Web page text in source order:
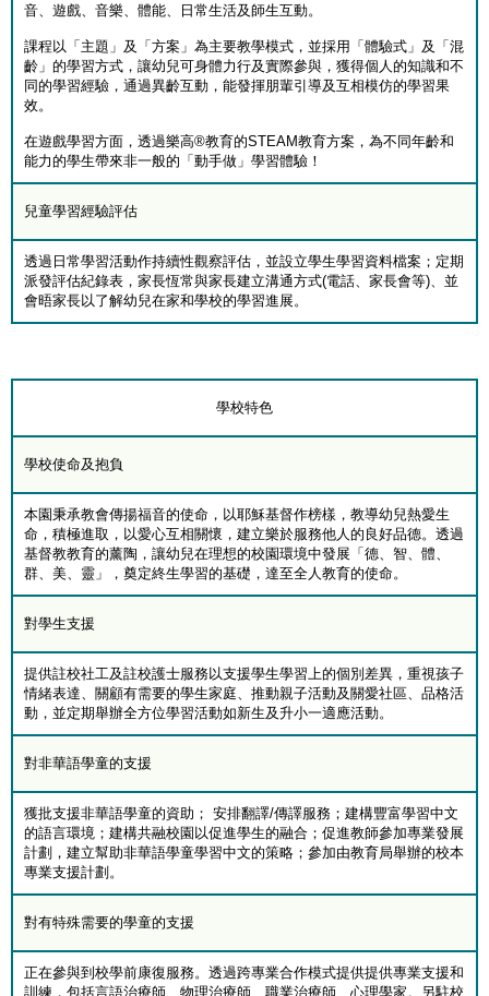
音、遊戲、音樂、體能、日常生活及師生互動。
課程以「主題」及「方案」為主要教學模式，並採用「體驗式」及「混
齡」的學習方式，讓幼兒可身體力行及實際參與，獲得個人的知識和不
同的學習經驗，通過異齡互動，能發揮朋輩引導及互相模仿的學習果
效。
在遊戲學習方面，透過樂高®教育的STEAM教育方案，為不同年齡和
能力的學生帶來非一般的「動手做」學習體驗！
兒童學習經驗評估
透過日常學習活動作持續性觀察評估，並設立學生學習資料檔案；定期
派發評估紀錄表，家長恆常與家長建立溝通方式(電話、家長會等)、並
會晤家長以了解幼兒在家和學校的學習進展。
學校特色
學校使命及抱負
本園秉承教會傳揚福音的使命，以耶穌基督作榜樣，教導幼兒熱愛生
命，積極進取，以愛心互相關懷，建立樂於服務他人的良好品德。透過
基督教教育的薰陶，讓幼兒在理想的校園環境中發展「德、智、體、
群、美、靈」，奠定終生學習的基礎，達至全人教育的使命。
對學生支援
提供註校社工及註校護士服務以支援學生學習上的個別差異，重視孩子
情緒表達、關顧有需要的學生家庭、推動親子活動及關愛社區、品格活
動，並定期舉辦全方位學習活動如新生及升小一適應活動。
對非華語學童的支援
獲批支援非華語學童的資助； 安排翻譯/傳譯服務；建構豐富學習中文
的語言環境；建構共融校園以促進學生的融合；促進教師參加專業發展
計劃，建立幫助非華語學童學習中文的策略；參加由教育局舉辦的校本
專業支援計劃。
對有特殊需要的學童的支援
正在參與到校學前康復服務。透過跨專業合作模式提供提供專業支援和
訓練，包括言語治療師、物理治療師、職業治療師、心理學家。另駐校